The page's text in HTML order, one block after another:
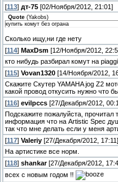
[113] дт-75 [02/Ноября/2012, 21:01]
Quote (Yakobs)
купить комут без ограна
Сколько ищу,ни где нету
[114] MaxDsm [12/Ноября/2012,
кто нибудь разбирал комут на
[115] Vovan1320 [14/Ноября/2012,
Скажите Скутер YAMAHA jog Z2
какой провод откусить нужно что
[116] evilpccs [27/Декабря/2012,
Подскажите пожалуйста,
информация что на Artistic Spec
так что мне делать если у меня
[117] Valeriy [27/Декабря/2012, 17:11]
На артистике все норм.
[118] shankar[27/Декабря/2012,
всех с новым годом !!